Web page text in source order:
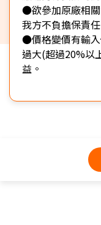
●欲參加原廠相
我方不負擔保責任
●價格變價有輸
過大(超過20%以
益。